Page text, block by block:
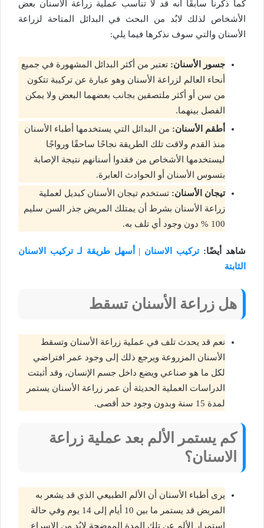
كما ذكرنا سابقًا أنه قد لا تناسب عملية زراعة الأسنان بعض
الأشخاص لذلك لابُد من البحث في البدائل المتاحة لزراعة
الأسنان والتي سوف نذكرها فيما يلي:
جسور الأسنان: تعتبر من أكثر البدائل المشهورة في جميع
أنحاء العالم لزراعة الأسنان وهو عبارة عن تركيبة تتكون
من سن أو أكثر ملتصقين بجانب بعضهما البعض ولا يمكن
الفصل بينهما.
أطقم الأسنان: من البدائل التي يستخدمها أطباء الأسنان
منذ القدم ولاقت تلك الطريقة نجاحًا ساحقًا ورواجًا
ليستخدمها الأشخاص من فقدوا أسنانهم نتيجة الإصابة
بتسوس الأسنان أو الحوادث العابرة.
تيجان الأسنان: تستخدم تيجان الأسنان كبديل لعملية
زراعة الأسنان بشرط أن يمتلك المريض جذر السن سليم
100 % دون وجود أي تلف به.
شاهد أيضًا:تركيب الاسنان | أسهل طريقة لـ تركيب الاسنان
الثابتة
هل زراعة الأسنان تسقط
نعم قد يحدث تلف في عملية زراعة الأسنان وتسقط
الأسنان المزروعة ويرجع ذلك إلى وجود عمر افتراضي
لكل ما هو صناعي ويضع داخل جسم الإنسان، وقد أثبتت
الدراسات العملية الحديثة أن عمر زراعة الأسنان يستمر
لمدة 15 سنة وبدون وجود حد أقصى.
كم يستمر الألم بعد عملية زراعة
الاسنان؟
يرى أطباء الأسنان أن الألم الطبيعي الذي قد يشعر به
المريض قد يستمر ما بين 10 أيام إلى 14 يوم وفي حالة
استمرار الألم عن تلك المدة الموضحة لابُد من الإسراع